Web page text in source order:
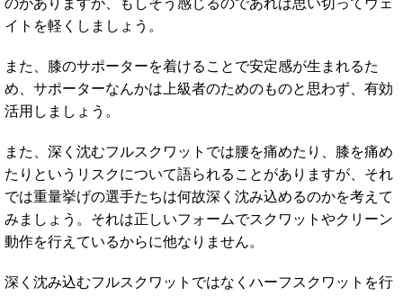
のがありますが、もしそう感じるのであれば思い切ってウェ
イトを軽くしましょう。
また、膝のサポーターを着けることで安定感が生まれるた
め、サポーターなんかは上級者のためのものと思わず、有効
活用しましょう。
また、深く沈むフルスクワットでは腰を痛めたり、膝を痛め
たりというリスクについて語られることがありますが、それ
では重量挙げの選手たちは何故深く沈み込めるのかを考えて
みましょう。それは正しいフォームでスクワットやクリーン
動作を行えているからに他なりません。
深く沈み込むフルスクワットではなくハーフスクワットを行